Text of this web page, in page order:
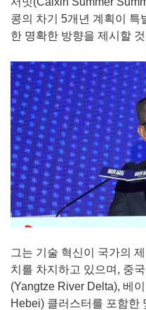
콩의 차기 5개년 계획이 특
한 명확한 방향을 제시할
그는 기술 혁신이 국가의
치를 차지하고 있으며, 중
(Yangtze River Delta), 베
Hebei) 클러스터를 포함한